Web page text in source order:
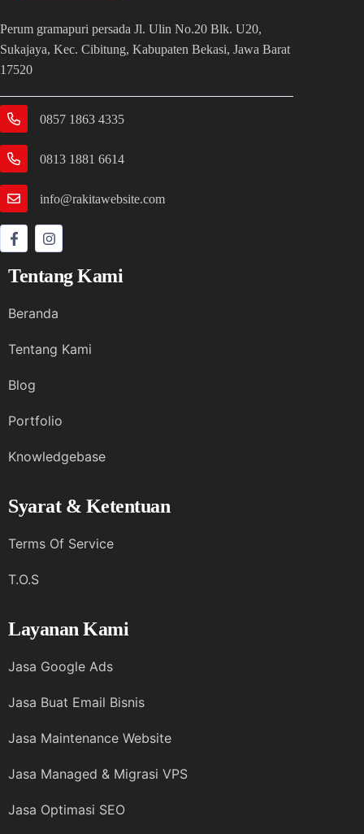
Perum gramapuri persada Jl. Ulin No.20 Blk. U20,
Sukajaya, Kec. Cibitung, Kabupaten Bekasi, Jawa Barat
17520
0857 1863 4335
0813 1881 6614
info@rakitawebsite.com
Tentang Kami
Beranda
Tentang Kami
Blog
Portfolio
Knowledgebase
Syarat & Ketentuan
Terms Of Service
T.O.S
Layanan Kami
Jasa Google Ads
Jasa Buat Email Bisnis
Jasa Maintenance Website
Jasa Managed & Migrasi VPS
Jasa Optimasi SEO